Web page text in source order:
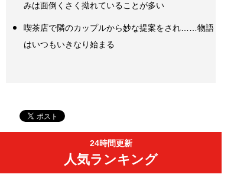
みは面倒くさく拗れていることが多い
喫茶店で隣のカップルから妙な提案をされ……物語
はいつもいきなり始まる
24時間更新
人気ランキング